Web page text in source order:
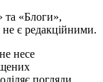
та «Блоги»,
не є редакційними.
несе